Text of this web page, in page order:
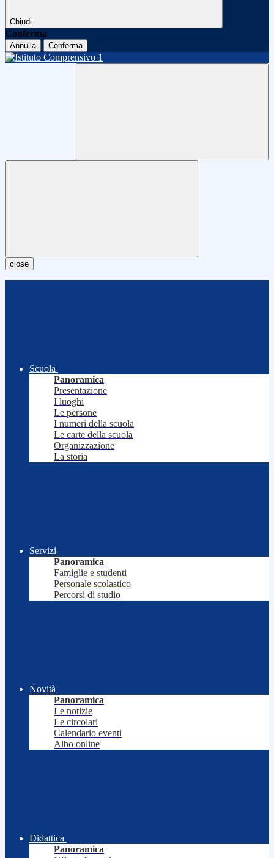
Chiudi
Conferma
Annulla Conferma
close
Scuola
Panoramica
Presentazione
I luoghi
Le persone
I numeri della scuola
Le carte della scuola
Organizzazione
La storia
Servizi
Panoramica
Famiglie e studenti
Personale scolastico
Percorsi di studio
Novità
Panoramica
Le notizie
Le circolari
Calendario eventi
Albo online
Didattica
Panoramica